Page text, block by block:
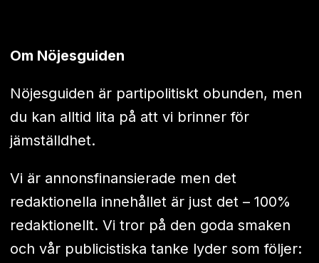
Om Nöjesguiden
Nöjesguiden är partipolitiskt obunden, men
du kan alltid lita på att vi brinner för
jämställdhet.
Vi är annonsfinansierade men det
redaktionella innehållet är just det – 100%
redaktionellt. Vi tror på den goda smaken
och vår publicistiska tanke lyder som följer: